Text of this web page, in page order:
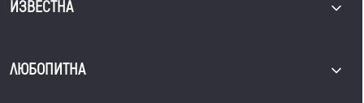
ИЗВЕСТНА
ЛЮБОПИТНА